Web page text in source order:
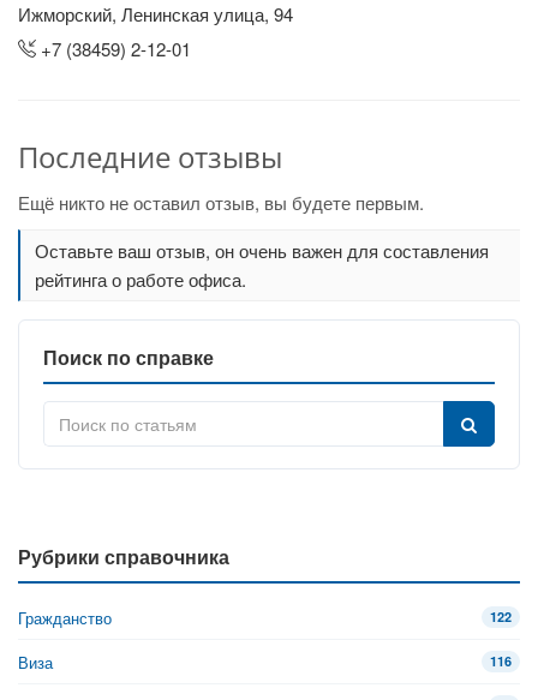
Ижморский, Ленинская улица, 94
+7 (38459) 2-12-01
Последние отзывы
Ещё никто не оставил отзыв, вы будете первым.
Оставьте ваш отзыв, он очень важен для составления
рейтинга о работе офиса.
Поиск по справке
Рубрики справочника
Гражданство 122
Виза 116